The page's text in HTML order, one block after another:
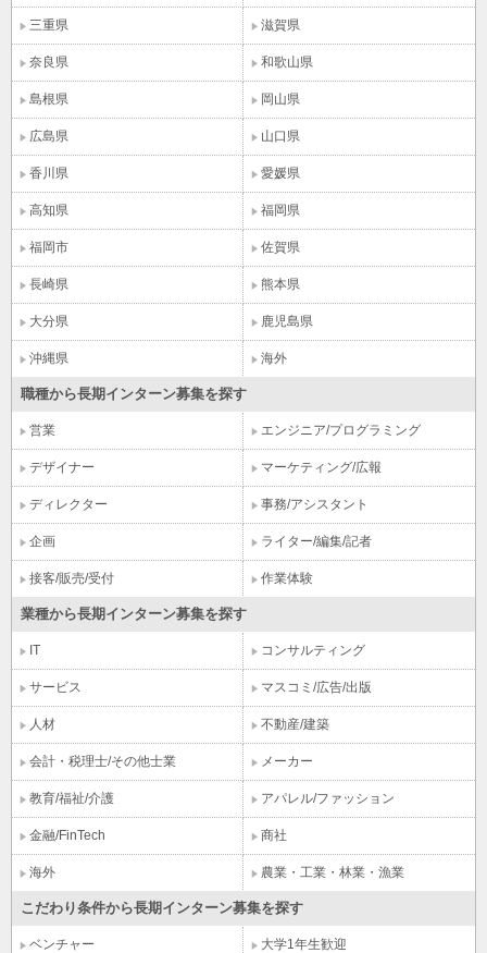
三重県 滋賀県
奈良県 和歌山県
島根県 岡山県
広島県 山口県
香川県 愛媛県
高知県 福岡県
福岡市 佐賀県
長崎県 熊本県
大分県 鹿児島県
沖縄県 海外
職種から長期インターン募集を探す
営業 エンジニア/プログラミング
デザイナー マーケティング/広報
ディレクター 事務/アシスタント
企画 ライター/編集/記者
接客/販売/受付 作業体験
業種から長期インターン募集を探す
IT コンサルティング
サービス マスコミ/広告/出版
人材 不動産/建築
会計・税理士/その他士業 メーカー
教育/福祉/介護 アパレル/ファッション
金融/FinTech 商社
海外 農業・工業・林業・漁業
こだわり条件から長期インターン募集を探す
ベンチャー 大学1年生歓迎